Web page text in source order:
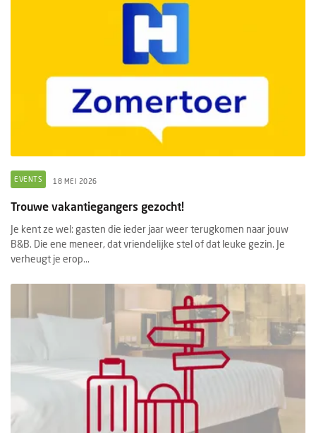
EVENTS 18 MEI 2026
Trouwe vakantiegangers gezocht!
Je kent ze wel: gasten die ieder jaar weer terugkomen naar jouw
B&B. Die ene meneer, dat vriendelijke stel of dat leuke gezin. Je
verheugt je erop...